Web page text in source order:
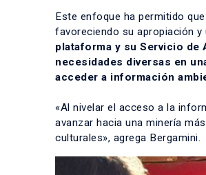
Este enfoque ha permitido
favoreciendo su apropiación
plataforma y su Servicio de
necesidades diversas en
acceder a información
«Al nivelar el acceso a la
avanzar hacia una minería
culturales», agrega Bergamini.